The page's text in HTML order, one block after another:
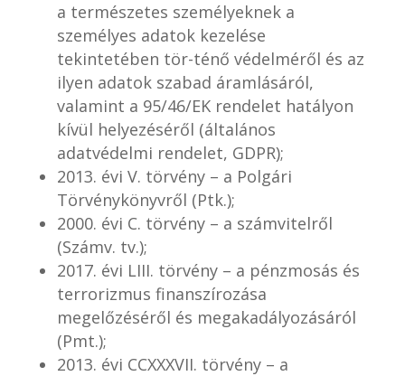
a természetes személyeknek a
személyes adatok kezelése
tekintetében tör-ténő védelméről és az
ilyen adatok szabad áramlásáról,
valamint a 95/46/EK rendelet hatályon
kívül helyezéséről (általános
adatvédelmi rendelet, GDPR);
2013. évi V. törvény – a Polgári
Törvénykönyvről (Ptk.);
2000. évi C. törvény – a számvitelről
(Számv. tv.);
2017. évi LIII. törvény – a pénzmosás és
terrorizmus finanszírozása
megelőzéséről és megakadályozásáról
(Pmt.);
2013. évi CCXXXVII. törvény – a